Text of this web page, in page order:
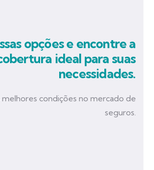
opções e encontre a
ideal para suas
necessidades.
melhores condições no mercado de
seguros.